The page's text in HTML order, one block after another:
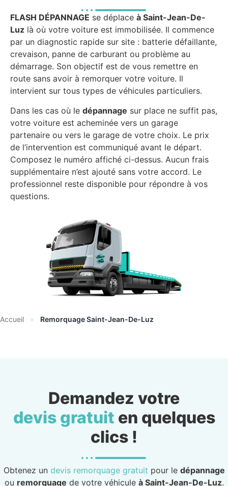
FLASH DÉPANNAGE se déplace à Saint-Jean-De-
Luz là où votre voiture est immobilisée. Il commence
par un diagnostic rapide sur site : batterie défaillante,
crevaison, panne de carburant ou problème au
démarrage. Son objectif est de vous remettre en
route sans avoir à remorquer votre voiture. Il
intervient sur tous types de véhicules particuliers.
Dans les cas où le dépannage sur place ne suffit pas,
votre voiture est acheminée vers un garage
partenaire ou vers le garage de votre choix. Le prix
de l’intervention est communiqué avant le départ.
Composez le numéro affiché ci-dessus. Aucun frais
supplémentaire n’est ajouté sans votre accord. Le
professionnel reste disponible pour répondre à vos
questions.
Accueil » Remorquage Saint-Jean-De-Luz
Demandez votre
devis gratuit en quelques
clics !
Obtenez un devis remorquage gratuit pour le dépannage
ou remorquage de votre véhicule à Saint-Jean-De-Luz.